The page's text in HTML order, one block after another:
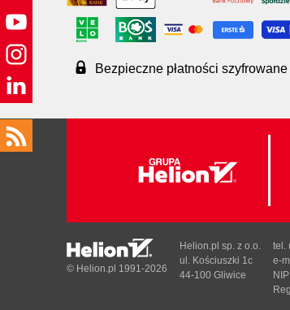
Bezpieczne płatności
© Helion.pl 1991-2026
Helion.pl sp. z o.o.
ul. Kościuszki 1c
44-100 Gliwice
tel.
e-